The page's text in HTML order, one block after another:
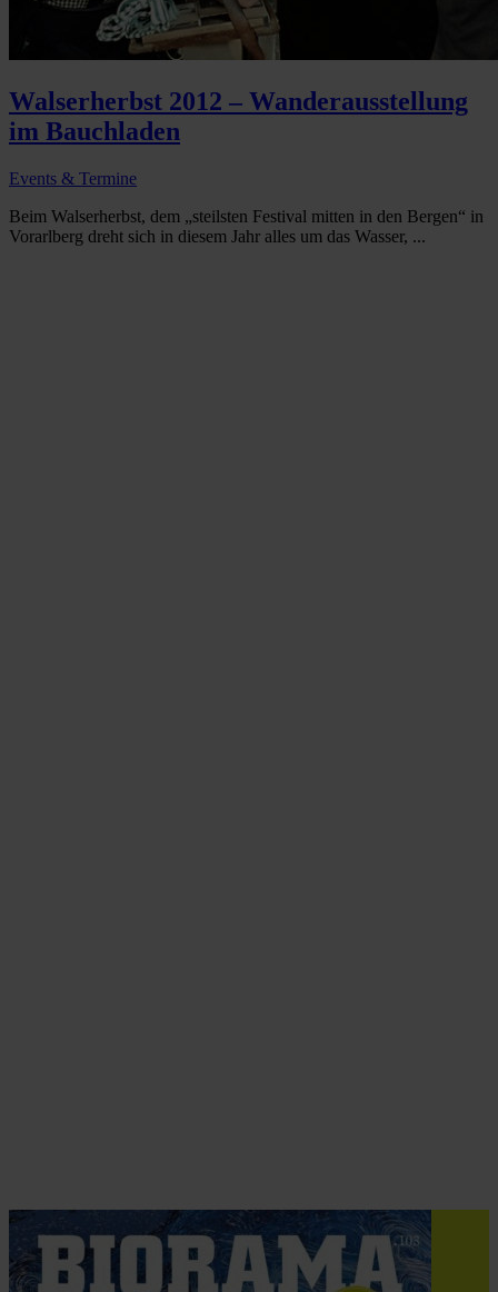
Walserherbst 2012 – Wanderausstellung
im Bauchladen
Events & Termine
Beim Walserherbst, dem „steilsten Festival mitten in den Bergen“ in
Vorarlberg dreht sich in diesem Jahr alles um das Wasser, ...